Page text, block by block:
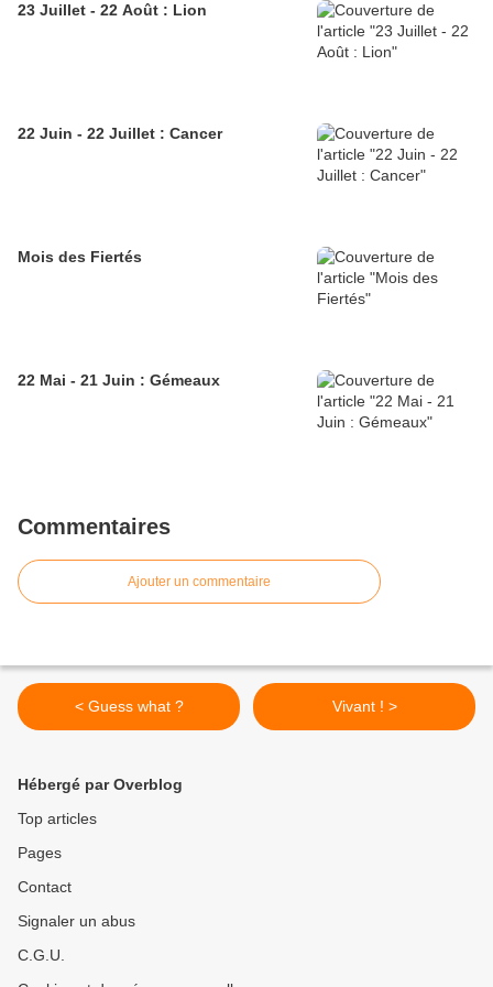
23 Juillet - 22 Août : Lion
22 Juin - 22 Juillet : Cancer
Mois des Fiertés
22 Mai - 21 Juin : Gémeaux
Commentaires
Ajouter un commentaire
< Guess what ? Vivant ! >
Hébergé par Overblog
Top articles
Pages
Contact
Signaler un abus
C.G.U.